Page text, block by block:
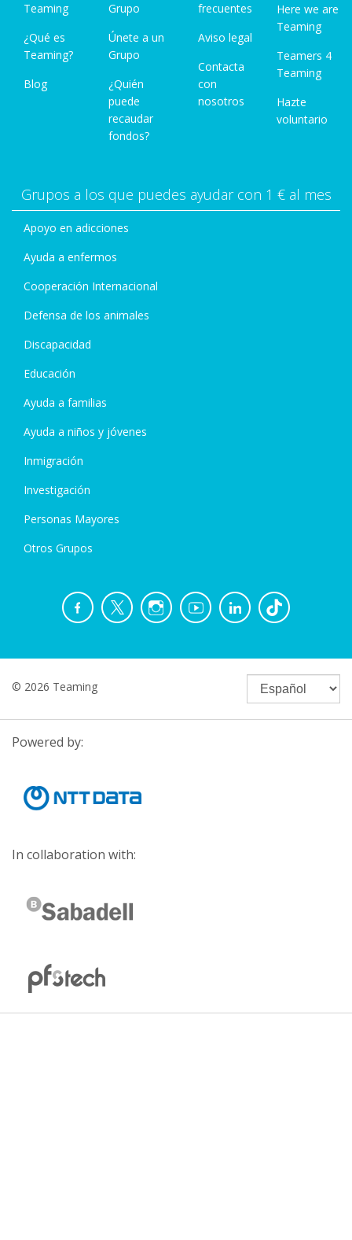
Teaming
¿Qué es
Teaming?
Blog
Grupo
Únete a un
Grupo
¿Quién
puede
recaudar
fondos?
frecuentes
Aviso legal
Contacta
con
nosotros
Here we are
Teaming
Teamers 4
Teaming
Hazte
voluntario
Grupos a los que puedes ayudar con 1 € al mes
Apoyo en adicciones
Ayuda a enfermos
Cooperación Internacional
Defensa de los animales
Discapacidad
Educación
Ayuda a familias
Ayuda a niños y jóvenes
Inmigración
Investigación
Personas Mayores
Otros Grupos
© 2026 Teaming
Powered by:
In collaboration with: